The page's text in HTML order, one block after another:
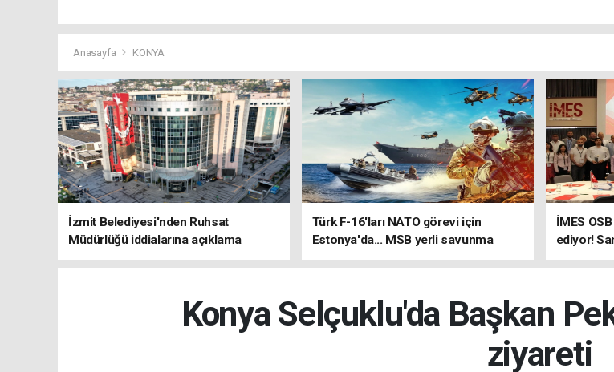
Anasayfa KONYA
İzmit Belediyesi'nden Ruhsat
Müdürlüğü iddialarına açıklama
Türk F-16'ları NATO görevi için
Estonya'da... MSB yerli savunma
sistemleriyle güçleniyor
İMES
ediyor!
OSB'de
Konya Selçuklu'da Başkan
ziyareti